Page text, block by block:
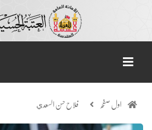
اول صفحہ فلاح حسن السعدي